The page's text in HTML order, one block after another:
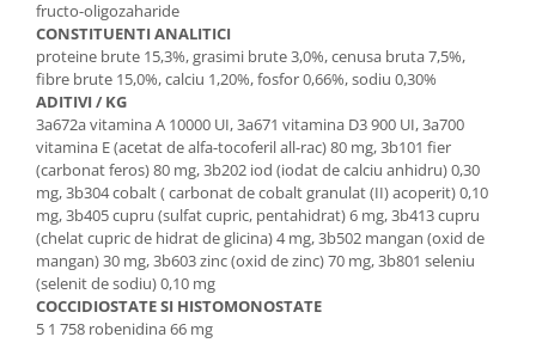
Aparate gard electric
Fir gard electric
Animale de companie
Caini
Accesorii
Hrana
Suplimente si produse de uz
veterinar
Papagali
Pesti
fructo-oligozaharide
CONSTITUENTI ANALITICI
proteine ​​brute 15,3%, grasimi brute 3,0%, cenusa bruta 7,5%,
fibre brute 15,0%, calciu 1,20%, fosfor 0,66%, sodiu 0,30%
ADITIVI / KG
3a672a vitamina A 10000 UI, 3a671 vitamina D3 900 UI, 3a700
vitamina E (acetat de alfa-tocoferil all-rac) 80 mg, 3b101 fier
(carbonat feros) 80 mg, 3b202 iod (iodat de calciu anhidru) 0,30
mg, 3b304 cobalt ( carbonat de cobalt granulat (II) acoperit) 0,10
mg, 3b405 cupru (sulfat cupric, pentahidrat) 6 mg, 3b413 cupru
(chelat cupric de hidrat de glicina) 4 mg, 3b502 mangan (oxid de
mangan) 30 mg, 3b603 zinc (oxid de zinc) 70 mg, 3b801 seleniu
(selenit de sodiu) 0,10 mg
COCCIDIOSTATE SI HISTOMONOSTATE
5 1 758 robenidina 66 mg